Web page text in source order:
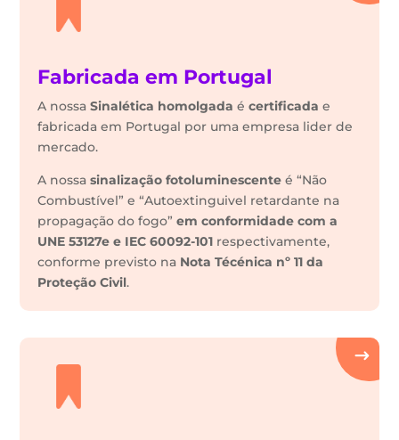
Fabricada em Portugal
A nossaSinalética homolgada écertificada e
fabricada em Portugal por uma empresa lider de
mercado.
A nossasinalização fotoluminescente é “Não
Combustível” e “Autoextinguivel retardante na
propagação do fogo”em conformidade com a
UNE 53127e e IEC 60092-101 respectivamente,
conforme previsto na Nota Técénica nº 11 da
Proteção Civil.